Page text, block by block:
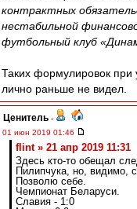
контрактных
нестабильной
футбольный клуб
Таких формулировок при
лично раньше не видел.
Ценитель -
01 июн 2019 01:46
flint » 21 апр 2019 11:31
Здесь кто-то обещал
Пилипчука, но, видимо,
Позволю себе.
Чемпионат Беларуси.
Славия - 1:0